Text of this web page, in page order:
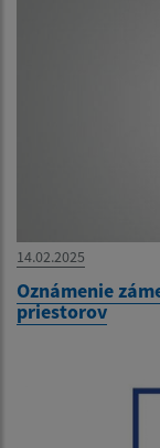
14.02.2025
Oznámenie
priestorov